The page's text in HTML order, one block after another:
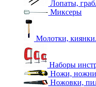
Лопаты,
Миксеры
Молотки, киянки.
Наборы
Ножи,
Ножовки,